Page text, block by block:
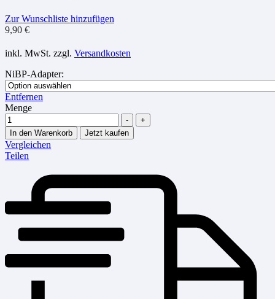
Zur Wunschliste hinzufügen
9,90 €
inkl. MwSt. zzgl. Versandkosten
NiBP-Adapter:
Entfernen
Menge
-
+
In den Warenkorb
Jetzt kaufen
Vergleichen
Teilen